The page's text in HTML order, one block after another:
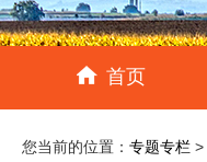
首页
您当前的位置： 专题专栏 >